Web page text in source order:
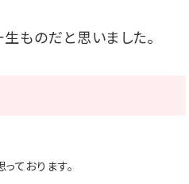
ものだと思いました。
ております。